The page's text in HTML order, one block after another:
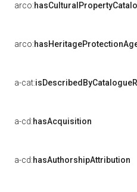
arco:
arco:
a-cat:
a-cd:hasAcquisition
a-cd:hasAuthorshipAttribution